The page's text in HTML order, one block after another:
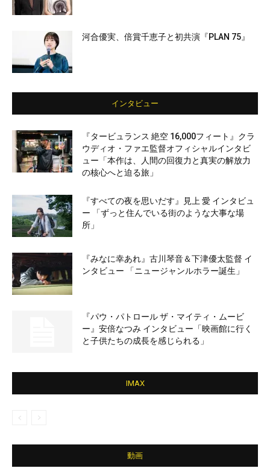
河合優実、倍賞千恵子と初共演『PLAN 75』
インタビュー
『タービュランス 絶空 16,000フィート』クラ
ウディオ・ファエ監督オフィシャルインタビ
ュー「本作は、人間の回復力と真実の解放力
の核心へと迫る旅」
『すべての夜を思いだす』見上 愛 インタビュ
ー 「ずっと住んでいる街のような大事な場
所」
『みなに幸あれ』古川琴音＆下津優太監督 イ
ンタビュー 「ニュージャンルホラー誕生」
『パウ・パトロール ザ・マイティ・ムービ
ー』安倍なつみ インタビュー「映画館に行く
と子供たちの成長を感じられる」
IMAX
動画